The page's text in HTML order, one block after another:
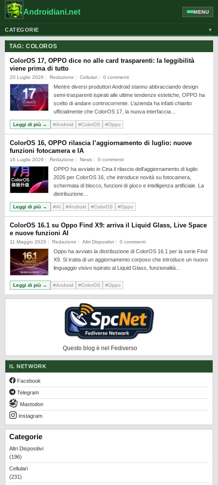
Androidiani.net MENU
CATEGORIE ▼
ALTRI DISPOSITIVI
CELLULARI
GOOGLE
GUIDE
HONOR
MOTOROLA
NEWS
ONEPLUS
PIXEL
POCO
PRIVACY
REALME
RUMORS
SAMSUNG
SICUREZZA
SOFTWARE
SVILUPPARE ANDROID
TAG: COLOROS
ColorOS 17, OPPO dice no alle card trasparenti: la leggibilità
viene prima di tutto
20 Luglio 2026 Redazione Cellulari 0 commenti
Mentre diversi produttori Android stanno abbracciando design
semi-trasparenti ispirati alle ultime tendenze estetiche, OPPO ha
scelto di andare controcorrente. L’azienda ha infatti chiarito
ufficialmente che ColorOS 17, la nuova interfaccia…
Leggi di più → #Android #ColorOS #Oppo
ColorOS 16, OPPO rilascia l’aggiornamento di luglio: nuove
funzioni fotocamera e IA
16 Luglio 2026 Redazione News 0 commenti
OPPO ha avviato in Cina il rilascio dell’aggiornamento di luglio
2026 per ColorOS 16, che introduce novità su fotocamera,
schermata di blocco, funzioni di gioco e intelligenza artificiale. La
distribuzione…
Leggi di più → #AI #Android #ColorOS #Oppo
ColorOS 16.1 su Oppo Find X9: arriva il Liquid Glass, Live Space
e nuove funzioni AI
11 Maggio 2026 Redazione Altri Dispositivi 0 commenti
Oppo ha avviato la distribuzione di ColorOS 16.1 per la serie Find
X9. Si tratta di un aggiornamento corposo che introduce un nuovo
linguaggio visivo ispirato al Liquid Glass, funzionalità…
Leggi di più → #Android #ColorOS #Oppo
Questo blog è nel Fediverso
IL NETWORK
Facebook
Telegram
Mastodon
Instagram
Categorie
Altri Dispositivi
(196)
Cellulari
(231)